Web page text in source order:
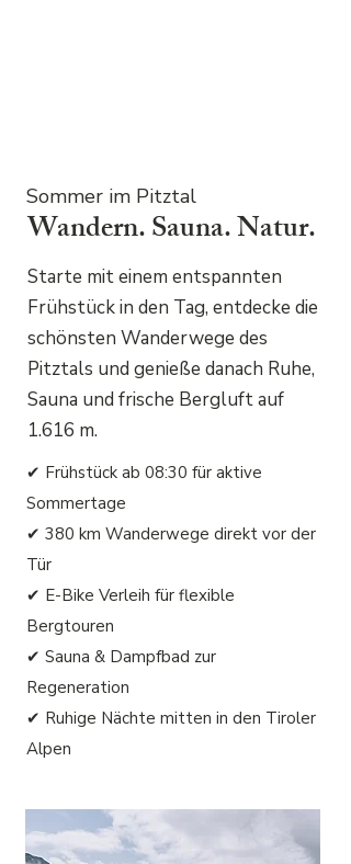
Sommer im Pitztal
Wandern. Sauna. Natur.
Starte mit einem entspannten
Frühstück in den Tag, entdecke die
schönsten Wanderwege des
Pitztals und genieße danach Ruhe,
Sauna und frische Bergluft auf
1.616 m.
✔ Frühstück ab 08:30 für aktive
Sommertage
✔ 380 km Wanderwege direkt vor der
Tür
✔ E-Bike Verleih für flexible
Bergtouren
✔ Sauna & Dampfbad zur
Regeneration
✔ Ruhige Nächte mitten in den Tiroler
Alpen